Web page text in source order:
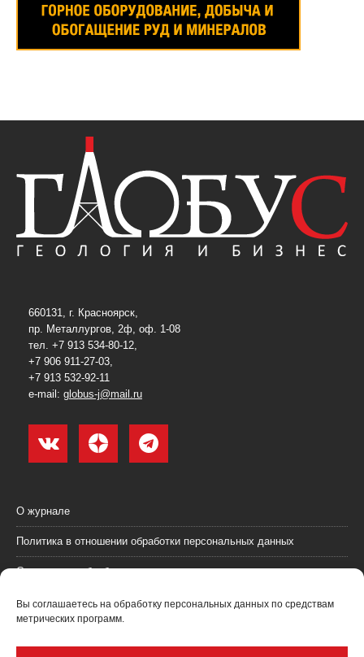
Вы соглашаетесь на обработку персональных данных по средствам
метрических программ.
660131, г. Красноярск,
пр. Металлургов, 2ф, оф. 1-08
тел. +7 913 534-80-12,
+7 906 911-27-03,
+7 913 532-92-11
e-mail: globus-j@mail.ru
О журнале
Политика в отношении обработки персональных данных
Согласие на обработку персональных данных
Пользовательское соглашение (оферта)